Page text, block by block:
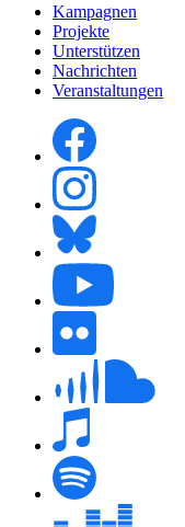
Kampagnen
Projekte
Unterstützen
Nachrichten
Veranstaltungen